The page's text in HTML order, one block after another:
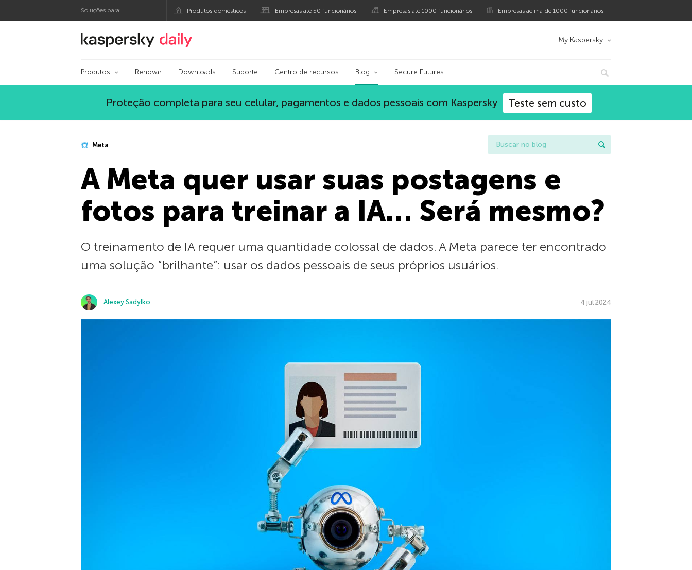
Soluções para: Produtos domésticos Empresas até 50 funcionários Empresas até 1000 funcionários Empresas acima de 1000 funcionários
Blog oficial da Kaspersky My Kaspersky
Produtos Renovar Downloads Suporte Centro de recursos Blog Secure Futures
Proteção completa para seu celular, pagamentos e dados pessoais com Kaspersky Teste sem custo
Meta
A Meta quer usar suas postagens e
fotos para treinar a IA… Será mesmo?
O treinamento de IA requer uma quantidade colossal de dados. A Meta parece ter encontrado
uma solução “brilhante”: usar os dados pessoais de seus próprios usuários.
Alexey Sadylko 4 jul 2024